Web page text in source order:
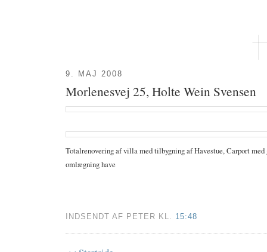
9. MAJ 2008
Morlenesvej 25, Holte Wein Svensen
Totalrenovering af villa med tilbygning af Havestue, Carport med
omlægning have
INDSENDT AF PETER KL. 15:48